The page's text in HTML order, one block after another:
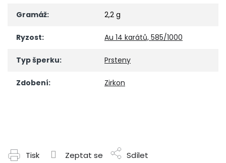
Gramáž: 2,2 g
Ryzost: Au 14 karátů, 585/1000
Typ šperku: Prsteny
Zdobení: Zirkon
Tisk Zeptat se Sdílet